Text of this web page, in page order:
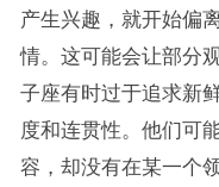
产生兴趣，就开始偏
情。这可能会让部分
子座有时过于追求新
度和连贯性。他们可
容，却没有在某一个